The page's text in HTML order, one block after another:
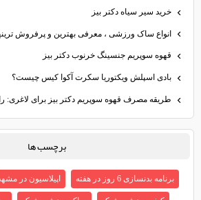
خرید سیر سیاه دکتر بیز
انواع ساک ورزشی ، معرفی بهترین و پرفروش
قهوه سوپریم جنسینگ خرنوب دکتر بیز
بادی اسپلش ویکتوریا سکرت آکوا کیس چیست؟
طریقه مصرف قهوه سوپریم دکتر بیز برای لاغری:
برچسب ها
برنامه بدنسازی 6 روز در هفته اپیلاسیون در